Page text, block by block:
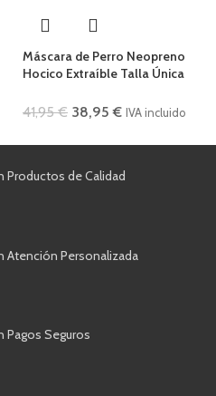
Máscara de Perro Neopreno
Hocico Extraíble Talla Única
41,95€ 38,95€ IVA incluido